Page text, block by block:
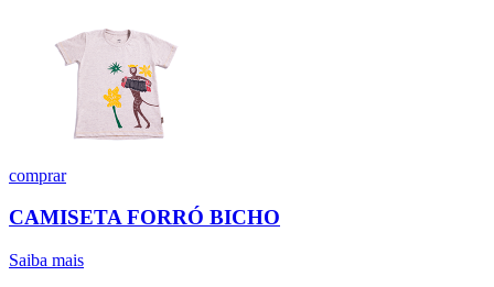
comprar
CAMISETA FORRÓ BICHO
Saiba mais